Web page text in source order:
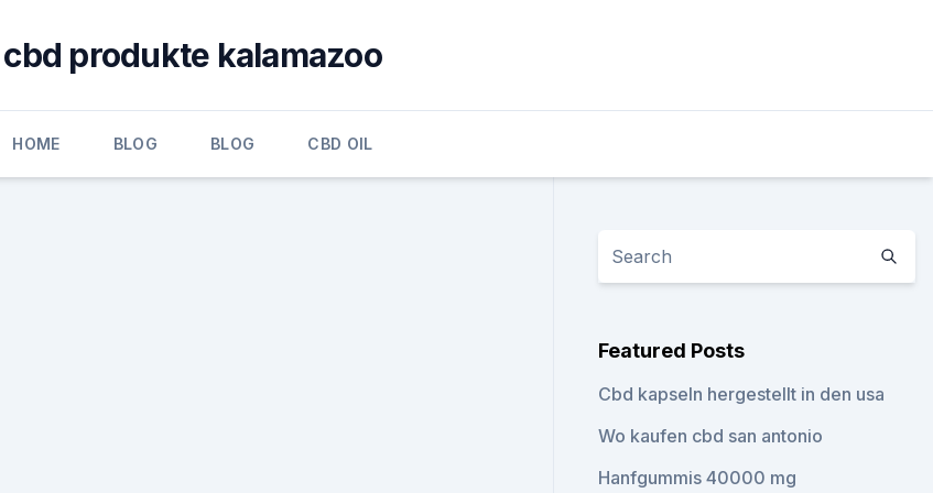
cbd produkte kalamazoo
HOME BLOG BLOG CBD OIL
Featured Posts
Cbd kapseln hergestellt in den usa
Wo kaufen cbd san antonio
Hanfgummis 40000 mg